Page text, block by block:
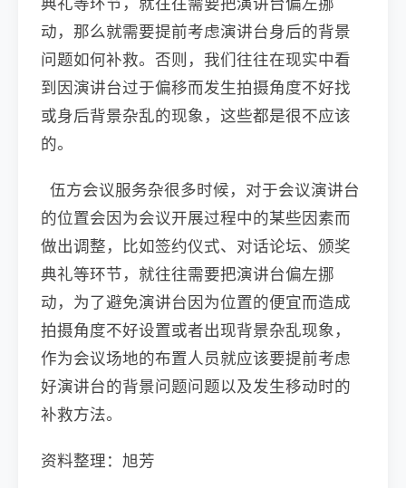
动，那么就需要提前考虑演讲台身后的背景
问题如何补救。否则，我们往往在现实中看
到因演讲台过于偏移而发生拍摄角度不好找
或身后背景杂乱的现象，这些都是很不应该
的。
伍方会议服务杂很多时候，对于会议演讲台
的位置会因为会议开展过程中的某些因素而
做出调整，比如签约仪式、对话论坛、颁奖
典礼等环节，就往往需要把演讲台偏左挪
动，为了避免演讲台因为位置的便宜而造成
拍摄角度不好设置或者出现背景杂乱现象，
作为会议场地的布置人员就应该要提前考虑
好演讲台的背景问题问题以及发生移动时的
补救方法。
资料整理：旭芳